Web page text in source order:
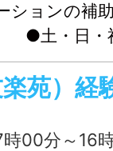
ションの
●土・日・
任研修・定
相談に応
員
歓迎しま
苑）経
は 8時 30分 ～ 17